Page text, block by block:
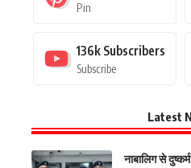
Pin
136k Subscribers
Subscribe
Latest
नाबालिग से